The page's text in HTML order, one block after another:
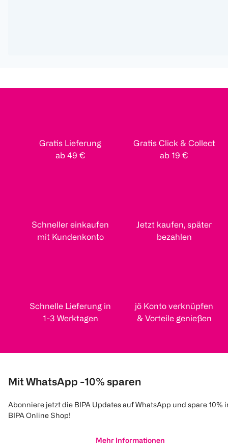
Gratis Lieferung
ab 49 €
Gratis Click & Collect
ab 19 €
Schneller einkaufen
mit Kundenkonto
Jetzt kaufen, später
bezahlen
Schnelle Lieferung in
1-3 Werktagen
jö Konto verknüpfen
& Vorteile genießen
Mit WhatsApp -10% sparen
Abonniere jetzt die BIPA Updates auf WhatsApp und spare 10%
BIPA Online Shop!
Mehr Informationen